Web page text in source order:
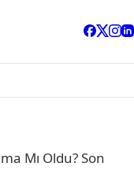
Mı Oldu? Son